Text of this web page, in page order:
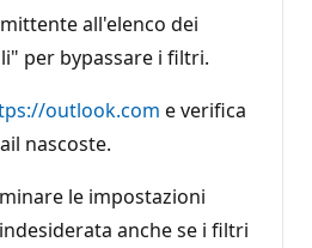
all'elenco dei
per bypassare i filtri.
outlook.com e verifica
nascoste.
le impostazioni
anche se i filtri